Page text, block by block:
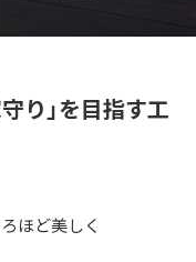
り」を目指す工
ほど美しく